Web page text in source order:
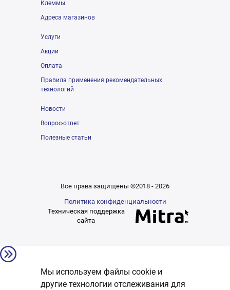
Клеммы
Адреса магазинов
Услуги
Акции
Оплата
Правила применения рекомендательных
технологий
Новости
Вопрос-ответ
Полезные статьи
Все права защищены ©2018 - 2026
Политика конфиденциальности
Техническая поддержка
сайта
Мы используем файлы cookie и
другие технологии отслеживания для